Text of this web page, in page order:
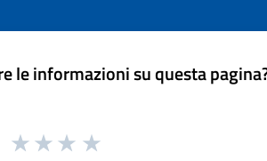
le informazioni su questa